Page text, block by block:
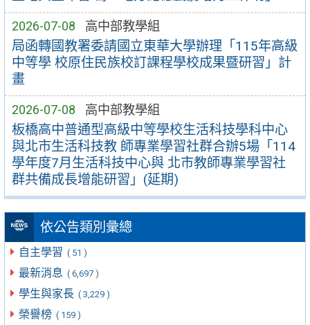
2026-07-08 高中部教學組
局函轉國教署委請國立東華大學辦理「115年高級
中等學 校原住民族校訂課程學校成果暨研習」計
畫
2026-07-08 高中部教學組
板橋高中普通型高級中等學校生活科技學科中心
與北市生活科技教 師專業學習社群合辦5場「114
學年度7月生活科技中心與 北市教師專業學習社
群共備成長增能研習」(延期)
依公告類別彙總
自主學習 ( 51 )
最新消息 ( 6,697 )
學生與家長 ( 3,229 )
榮譽榜 ( 159 )